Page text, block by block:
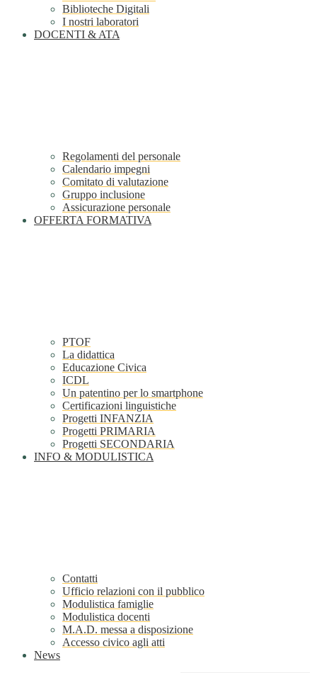
Biblioteche Digitali
I nostri laboratori
DOCENTI & ATA
Regolamenti del personale
Calendario impegni
Comitato di valutazione
Gruppo inclusione
Assicurazione personale
OFFERTA FORMATIVA
PTOF
La didattica
Educazione Civica
ICDL
Un patentino per lo smartphone
Certificazioni linguistiche
Progetti INFANZIA
Progetti PRIMARIA
Progetti SECONDARIA
INFO & MODULISTICA
Contatti
Ufficio relazioni con il pubblico
Modulistica famiglie
Modulistica docenti
M.A.D. messa a disposizione
Accesso civico agli atti
News